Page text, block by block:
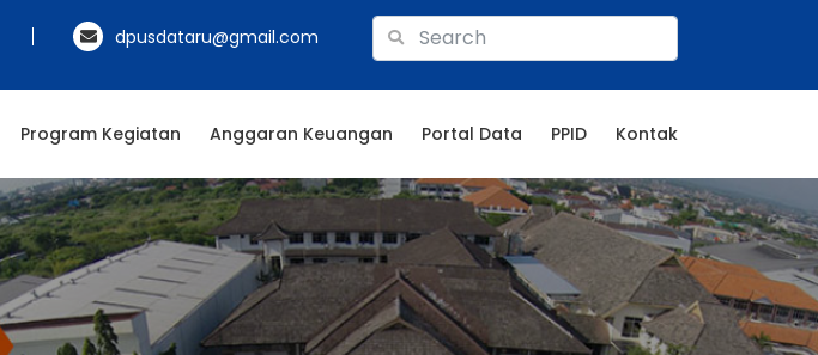
dpusdataru@gmail.com
Program Kegiatan Anggaran Keuangan Portal Data PPID Kontak